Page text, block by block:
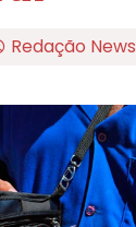
Redação News